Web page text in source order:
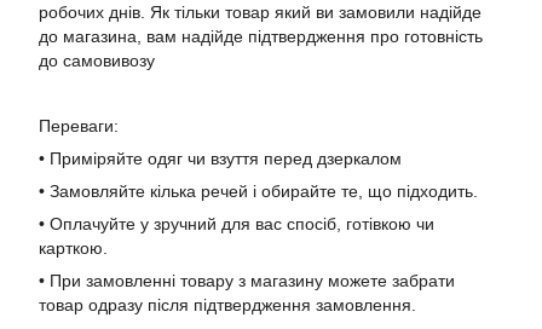
робочих днів. Як тільки товар який ви замовили надійде
до магазина, вам надійде підтвердження про готовність
до самовивозу
Переваги:
• Приміряйте одяг чи взуття перед дзеркалом
• Замовляйте кілька речей і обирайте те, що підходить.
• Оплачуйте у зручний для вас спосіб, готівкою чи
карткою.
• При замовленні товару з магазину можете забрати
товар одразу після підтвердження замовлення.